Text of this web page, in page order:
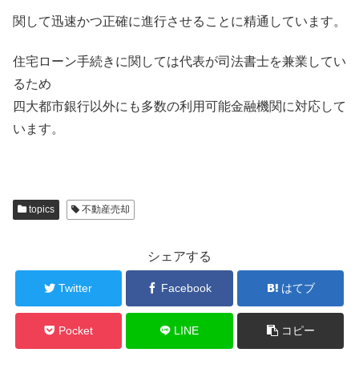
関して迅速かつ正確に進行させることに精通しています。
住宅ローン手続きに関しては代表が司法書士を兼業してい
るため
四大都市銀行以外にも多数の利用可能金融機関に対応して
います。
topics 不動産売却
シェアする
Twitter Facebook はてブ
Pocket LINE コピー